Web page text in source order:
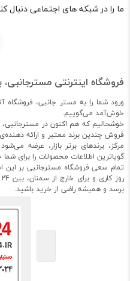
ما را در شبکه های اجتماعی دنبال
فروشگاه اینترنتی
ورود شما را به مستر جانبی،
خوش‌آمد می‌گوییم.
خوشحالیم که هم اکنون در مسترجانبی،
فروش چندین برند معتبر و ارائه
مرکز، برندهای برتر بازار، عرضه
گویاترین اطلاعات محصولات را برای
تمام سعی فروشگاه مسترجانبی بر
برسد و همیشه راضی از خرید باشید.